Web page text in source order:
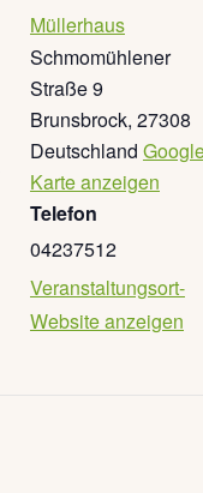
Müllerhaus
Schmomühlener
Straße 9
Brunsbrock, 27308
Deutschland
Karte anzeigen
Telefon
04237512
Veranstaltungsort-
Website anzeigen